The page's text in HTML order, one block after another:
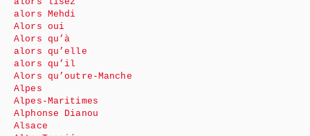
alors Mehdi
Alors oui
Alors qu’à
alors qu’elle
alors qu’il
Alors qu’outre-Manche
Alpes
Alpes-Maritimes
Alphonse Dianou
Alsace